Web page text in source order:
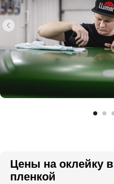
Цены на оклейку
пленкой